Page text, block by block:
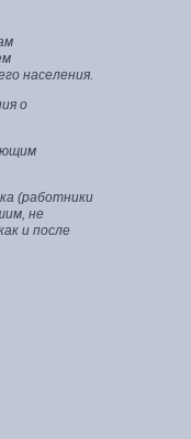
населения.
о
(работники
не
и после